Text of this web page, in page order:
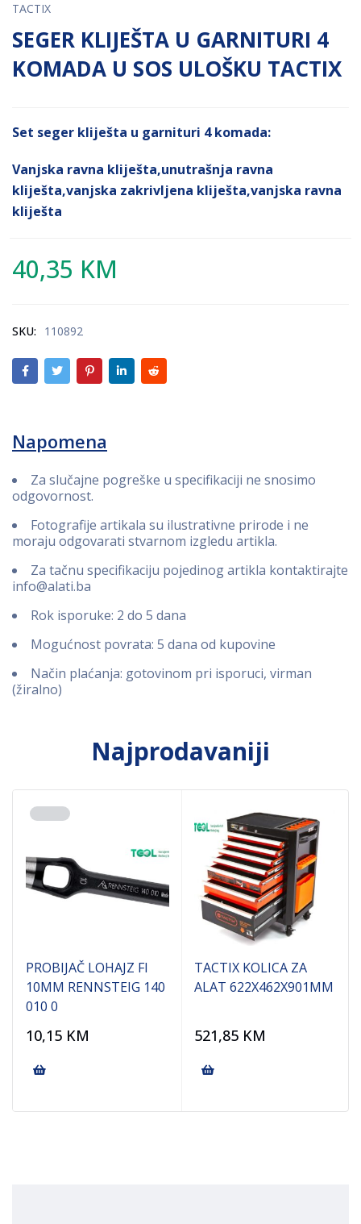
TACTIX
SEGER KLIJEŠTA U GARNITURI 4
KOMADA U SOS ULOŠKU TACTIX
Set seger kliješta u garnituri 4 komada:
Vanjska ravna kliješta,unutrašnja ravna
kliješta,vanjska zakrivljena kliješta,vanjska ravna
kliješta
40,35 KM
SKU: 110892
Napomena
Za slučajne pogreške u specifikaciji ne snosimo
odgovornost.
Fotografije artikala su ilustrativne prirode i ne
moraju odgovarati stvarnom izgledu artikla.
Za tačnu specifikaciju pojedinog artikla kontaktirajte
info@alati.ba
Rok isporuke: 2 do 5 dana
Mogućnost povrata: 5 dana od kupovine
Način plaćanja: gotovinom pri isporuci, virman
(žiralno)
Najprodavaniji
PROBIJAČ LOHAJZ FI
10MM RENNSTEIG 140
010 0
10,15 KM
TACTIX KOLICA ZA
ALAT 622X462X901MM
521,85 KM